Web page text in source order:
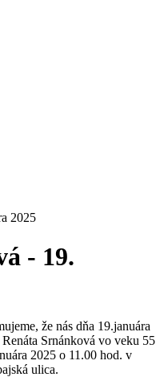
2025
- 19.
že nás dňa 19.januára
Srnánková vo veku 55
2025 o 11.00 hod. v
ulica.